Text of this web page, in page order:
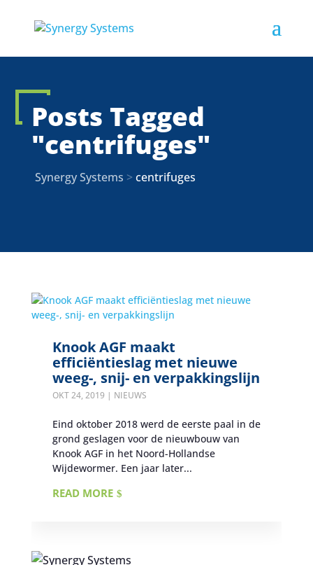
Posts Tagged
"centrifuges"
Synergy Systems > centrifuges
Knook AGF maakt
efficiëntieslag met nieuwe
weeg-, snij- en verpakkingslijn
OKT 24, 2019 | NIEUWS
Eind oktober 2018 werd de eerste paal in de
grond geslagen voor de nieuwbouw van
Knook AGF in het Noord-Hollandse
Wijdewormer. Een jaar later...
READ MORE